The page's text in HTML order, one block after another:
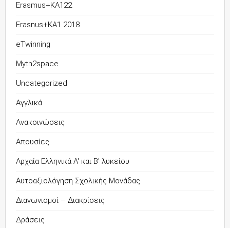
Erasmus+KA122
Erasnus+KA1 2018
eTwinning
Myth2space
Uncategorized
Αγγλικά
Ανακοινώσεις
Απουσίες
Αρχαία Ελληνικά Α' και Β' λυκείου
Αυτοαξιολόγηση Σχολικής Μονάδας
Διαγωνισμοί – Διακρίσεις
Δράσεις